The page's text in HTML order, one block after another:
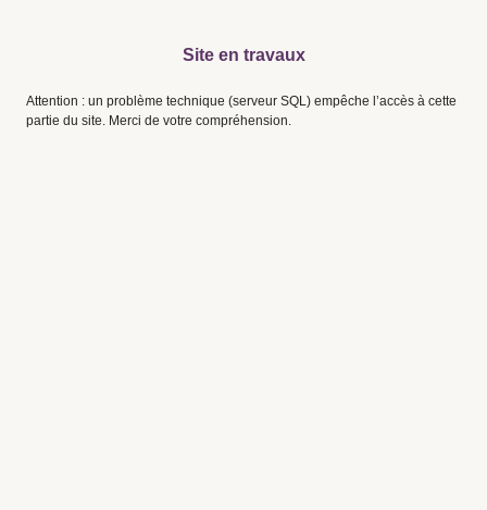
Site en travaux
Attention : un problème technique (serveur SQL) empêche l’accès à cette
partie du site. Merci de votre compréhension.